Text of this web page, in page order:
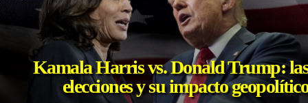
Kamala Harris vs. Donald Trump:
elecciones y su impacto